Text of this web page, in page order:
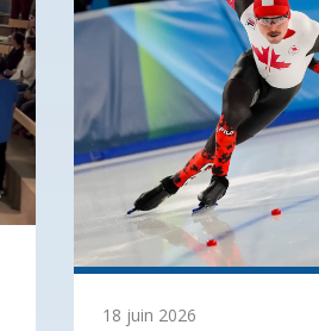
18 juin 2026